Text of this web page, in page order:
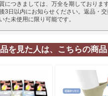
につきましては、万全を期しておりま
3日以内にお知らせください。返品・
た未使用に限り可能です。
を見た人は、こちらの商